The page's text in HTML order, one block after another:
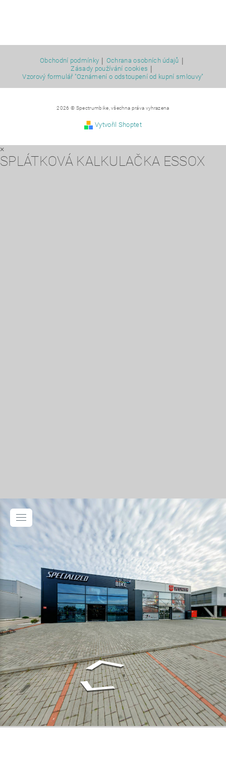
Obchodní podmínky Ochrana osobních údajů
Zásady používání cookies
Vzorový formulář "Oznámení o odstoupení od kupní smlouvy"
2026 © Spectrumbike, všechna práva vyhrazena
Vytvořil Shoptet
×
SPLÁTKOVÁ KALKULAČKA ESSOX